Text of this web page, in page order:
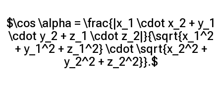
$\cos \alpha = \frac{|x_1 \cdot x_2 + y_1
\cdot y_2 + z_1 \cdot z_2|}{\sqrt{x_1^2
+ y_1^2 + z_1^2} \cdot \sqrt{x_2^2 +
y_2^2 + z_2^2}}.$